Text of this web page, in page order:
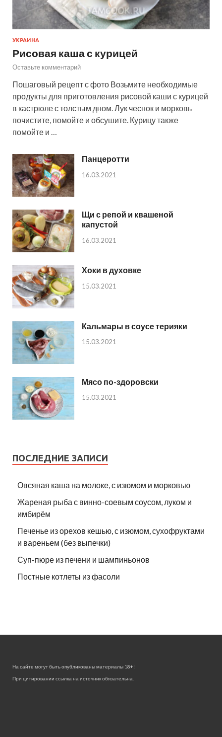
УКРАИНА
Рисовая каша с курицей
Оставьте комментарий
Пошаговый рецепт с фото Возьмите необходимые
продукты для приготовления рисовой каши с курицей
в кастрюле с толстым дном. Лук чеснок и морковь
почистите, помойте и обсушите. Курицу также
помойте и …
Панцеротти
16.03.2021
Щи с репой и квашеной
капустой
16.03.2021
Хоки в духовке
15.03.2021
Кальмары в соусе терияки
15.03.2021
Мясо по-здоровски
15.03.2021
ПОСЛЕДНИЕ ЗАПИСИ
Овсяная каша на молоке, с изюмом и морковью
Жареная рыба с винно-соевым соусом, луком и
имбирём
Печенье из орехов кешью, с изюмом, сухофруктами
и вареньем (без выпечки)
Суп-пюре из печени и шампиньонов
Постные котлеты из фасоли
На сайте могут быть опубликованы материалы 18+!
При цитировании ссылка на источник обязательна.